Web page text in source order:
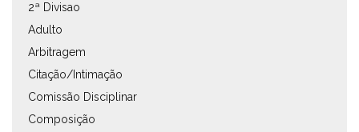
2ª Divisao
Adulto
Arbitragem
Citação/Intimação
Comissão Disciplinar
Composição